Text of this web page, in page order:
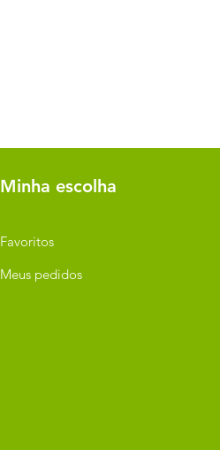
Minha escolha
Favoritos
Meus pedidos